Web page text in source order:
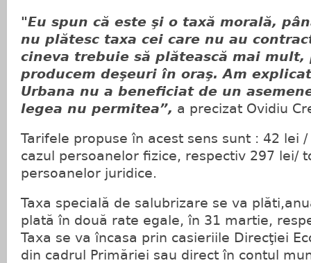
"Eu spun că este şi o taxă morală,
nu plătesc taxa cei care nu au
cineva trebuie să plătească mai
producem deşeuri în oraş. Am
Urbana nu a beneficiat de un
legea nu permitea”, a precizat Ovidiu
Tarifele propuse în acest sens sunt : 42 lei
cazul persoanelor fizice, respectiv 297 lei/
persoanelor juridice.
Taxa specială de salubrizare se va
plată în două rate egale, în 31 martie,
Taxa se va încasa prin casieriile Direcţiei
din cadrul Primăriei sau direct în contul